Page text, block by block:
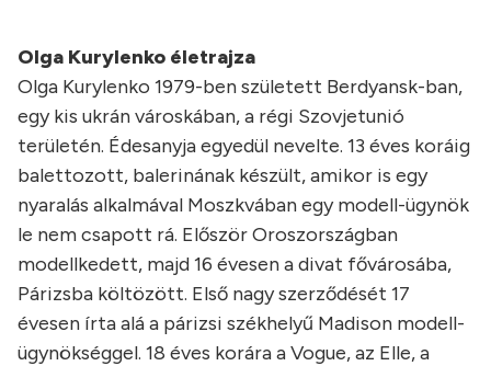
Olga Kurylenko életrajza
Olga Kurylenko 1979-ben született Berdyansk-ban,
egy kis ukrán városkában, a régi Szovjetunió
területén. Édesanyja egyedül nevelte. 13 éves koráig
balettozott, balerinának készült, amikor is egy
nyaralás alkalmával Moszkvában egy modell-ügynök
le nem csapott rá. Először Oroszországban
modellkedett, majd 16 évesen a divat fővárosába,
Párizsba költözött. Első nagy szerződését 17
évesen írta alá a párizsi székhelyű Madison modell-
ügynökséggel. 18 éves korára a Vogue, az Elle, a